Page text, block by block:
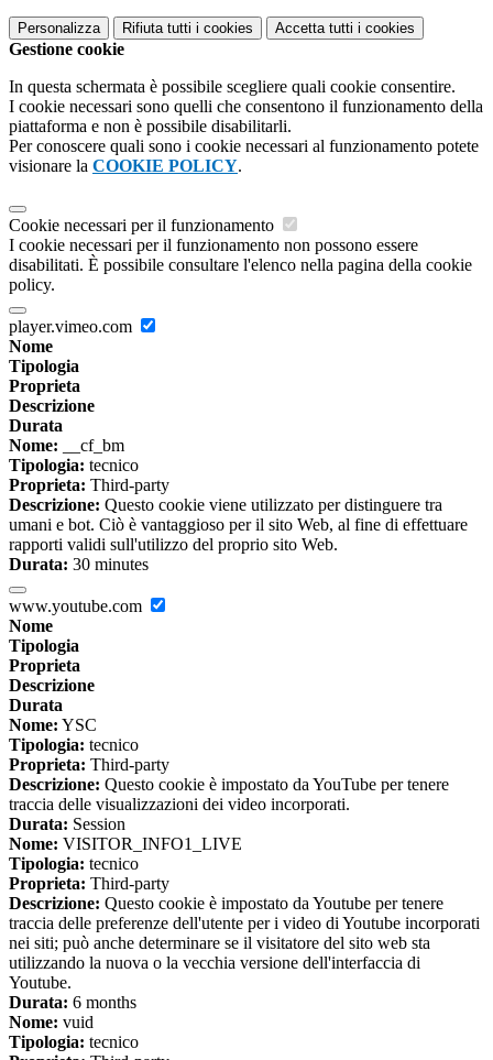
Personalizza Rifiuta tutti i cookies Accetta tutti i cookies
Gestione cookie
In questa schermata è possibile scegliere quali cookie consentire.
I cookie necessari sono quelli che consentono il funzionamento della
piattaforma e non è possibile disabilitarli.
Per conoscere quali sono i cookie necessari al funzionamento potete
visionare la COOKIE POLICY.
Cookie necessari per il funzionamento
I cookie necessari per il funzionamento non possono essere
disabilitati. È possibile consultare l'elenco nella pagina della cookie
policy.
player.vimeo.com
Nome
Tipologia
Proprieta
Descrizione
Durata
Nome: __cf_bm
Tipologia: tecnico
Proprieta: Third-party
Descrizione: Questo cookie viene utilizzato per distinguere tra
umani e bot. Ciò è vantaggioso per il sito Web, al fine di effettuare
rapporti validi sull'utilizzo del proprio sito Web.
Durata: 30 minutes
www.youtube.com
Nome
Tipologia
Proprieta
Descrizione
Durata
Nome: YSC
Tipologia: tecnico
Proprieta: Third-party
Descrizione: Questo cookie è impostato da YouTube per tenere
traccia delle visualizzazioni dei video incorporati.
Durata: Session
Nome: VISITOR_INFO1_LIVE
Tipologia: tecnico
Proprieta: Third-party
Descrizione: Questo cookie è impostato da Youtube per tenere
traccia delle preferenze dell'utente per i video di Youtube incorporati
nei siti; può anche determinare se il visitatore del sito web sta
utilizzando la nuova o la vecchia versione dell'interfaccia di
Youtube.
Durata: 6 months
Nome: vuid
Tipologia: tecnico